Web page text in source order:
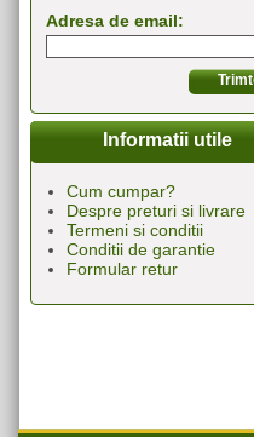
Adresa de email:
Informatii utile
Cum cumpar?
Despre preturi si livrare
Termeni si conditii
Conditii de garantie
Formular retur